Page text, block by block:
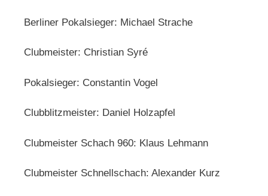
Berliner Pokalsieger: Michael Strache
Clubmeister: Christian Syré
Pokalsieger: Constantin Vogel
Clubblitzmeister: Daniel Holzapfel
Clubmeister Schach 960: Klaus Lehmann
Clubmeister Schnellschach: Alexander Kurz